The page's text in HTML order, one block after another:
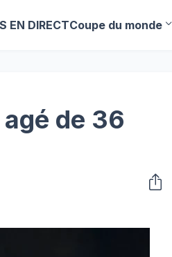
EN DIRECTCoupe du monde
de 36